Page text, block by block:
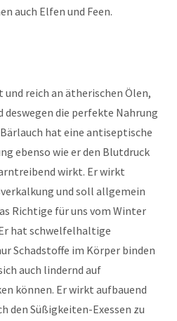
auch Elfen und Feen.
reich an ätherischen Ölen,
deswegen die perfekte Nahrung
hat eine antiseptische
ebenso wie er den Blutdruck
wirkt. Er wirkt
und soll allgemein
Richtige für uns vom Winter
hat schwelfelhaltige
Schadstoffe im Körper binden
auch lindernd auf
können. Er wirkt aufbauend
den Süßigkeiten-Exessen zu